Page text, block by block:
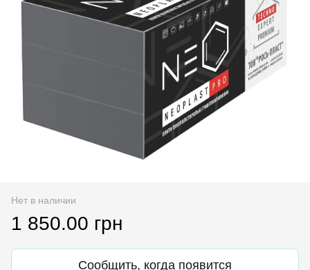
Нет в наличии
1 850.00 грн
Сообщить, когда появится